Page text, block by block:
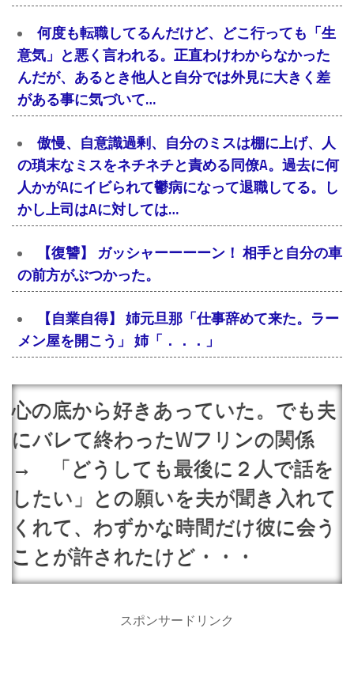
何度も転職してるんだけど、どこ行っても「生
意気」と悪く言われる。正直わけわからなかった
んだが、あるとき他人と自分では外見に大きく差
がある事に気づいて…
傲慢、自意識過剰、自分のミスは棚に上げ、人
の瑣末なミスをネチネチと責める同僚A。過去に何
人かがAにイビられて鬱病になって退職してる。し
かし上司はAに対しては…
【復讐】 ガッシャーーーーン！ 相手と自分の車
の前方がぶつかった。
【自業自得】 姉元旦那「仕事辞めて来た。ラー
メン屋を開こう」 姉「．．．」
心の底から好きあっていた。でも夫
にバレて終わったWフリンの関係
→ 「どうしても最後に２人で話を
したい」との願いを夫が聞き入れて
くれて、わずかな時間だけ彼に会う
ことが許されたけど・・・
スポンサードリンク